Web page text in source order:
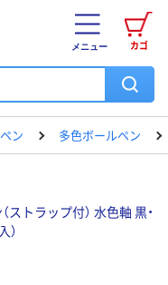
カゴ
メニュー
ン 多色ボールペン
トラップ付） 水色軸 黒・